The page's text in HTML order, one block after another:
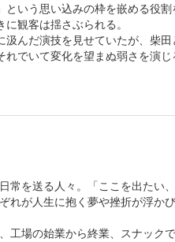
という思い込みの枠を嵌める役
観客は揺さぶられる。
んだ演技を見せていたが、柴
でいて変化を望まぬ弱さを演じ
常を送る人々。「ここを出たい
れが人生に抱く夢や挫折が浮かび
工場の始業から終業、スナック